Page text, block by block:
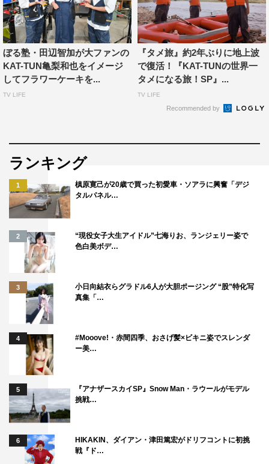
■中丸雄一（KAT-TUN）
いつもは三つ巴とかが多いですが、今回はKAT-TUN対
NEWSという初めての構図でできて、面白かったです。次
はぜひ、もっと過酷なロケの時に来てほしいです。
竹山さんは、やっぱり面白いですね。お笑いの世界でのノ
番組を拝見していて、“天の声”さんのフリが怖いな、と思
っていたのですが、出演させていただいて本当にとんでも
ないフリばかりで（笑）。何でもありなんだな、というこ
とにこの番組で気付かされました（笑）。でもKAT-TUN
の皆さんと共演できたのは、素直にうれしいです。
竹山さんは裏では実は物すごく優しいですね。あ、本番の
時はスイッチ入れているんだな、と思いました（笑）。
■加藤シゲアキ（NEWS）
最初から高カロリーな番組だとは思っていましたが、思っ
ていたよりもさらに高カロリーでした（笑）。
KAT-TUNの3 人はいつもこの現場で戦っているので、カッ
コいいな、と思いました。
竹山さんのお陰で、ツッコミの勉強にもなりました。
＜プロデューサー・田村恵里 コメント＞
今回は『NEWSな2人』の小山さん、加藤さんが初めて番
組に参加してくれました！
番組では今までさまざまなゲストを招いてきましたが、
KAT-TUNと同じジャニーズ事務所からゲストを招くのは
ぼる塾・田辺智加が大ファンの
KAT-TUN亀梨和也をイメージ
してフラワーケーキを...
TV LIFE
『タメ旅』約2年ぶりに地上波
で復活！『KAT-TUNの世界一
タメになる旅！SP』...
TV LIFE
Recommended by
ランキング
1
槙原寛己が20歳で買った初愛車・ソアラに興奮「デジ
タルパネル…
2
“現役女子大生アイドル”七海りお、ランジェリー姿で
色白美ボデ…
3
小日向結衣らグラドル6人が大胆ポージング “股”特化写
真集「…
4
#Mooove!・赤間四季、おさげ髪×ビキニ姿でスレンダ
ー美…
5
『アナザースカイSP』Snow Man・ラウールがモデル
挑戦…
6
HIKAKIN、ダイアン・津田篤宏がドリフコントに初挑
戦『ド…